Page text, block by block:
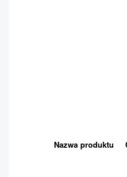
Nazwa produktu